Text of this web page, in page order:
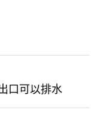
口可以排水